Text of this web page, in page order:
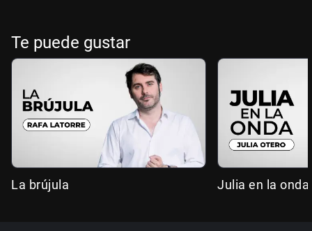
Te puede gustar
La brújula Julia en la onda